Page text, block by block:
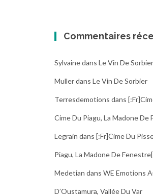
Commentaires
Sylvainedans Le Vin De Sorbier
Mullerdans Le Vin De Sorbier
Terresdemotions dans
Cime Du Piagu, La Madone De
Legrain dans [:fr]Cime Du
Piagu, La Madone De
Medetian dans WE Emotions
D’Oustamura, Vallée Du Var